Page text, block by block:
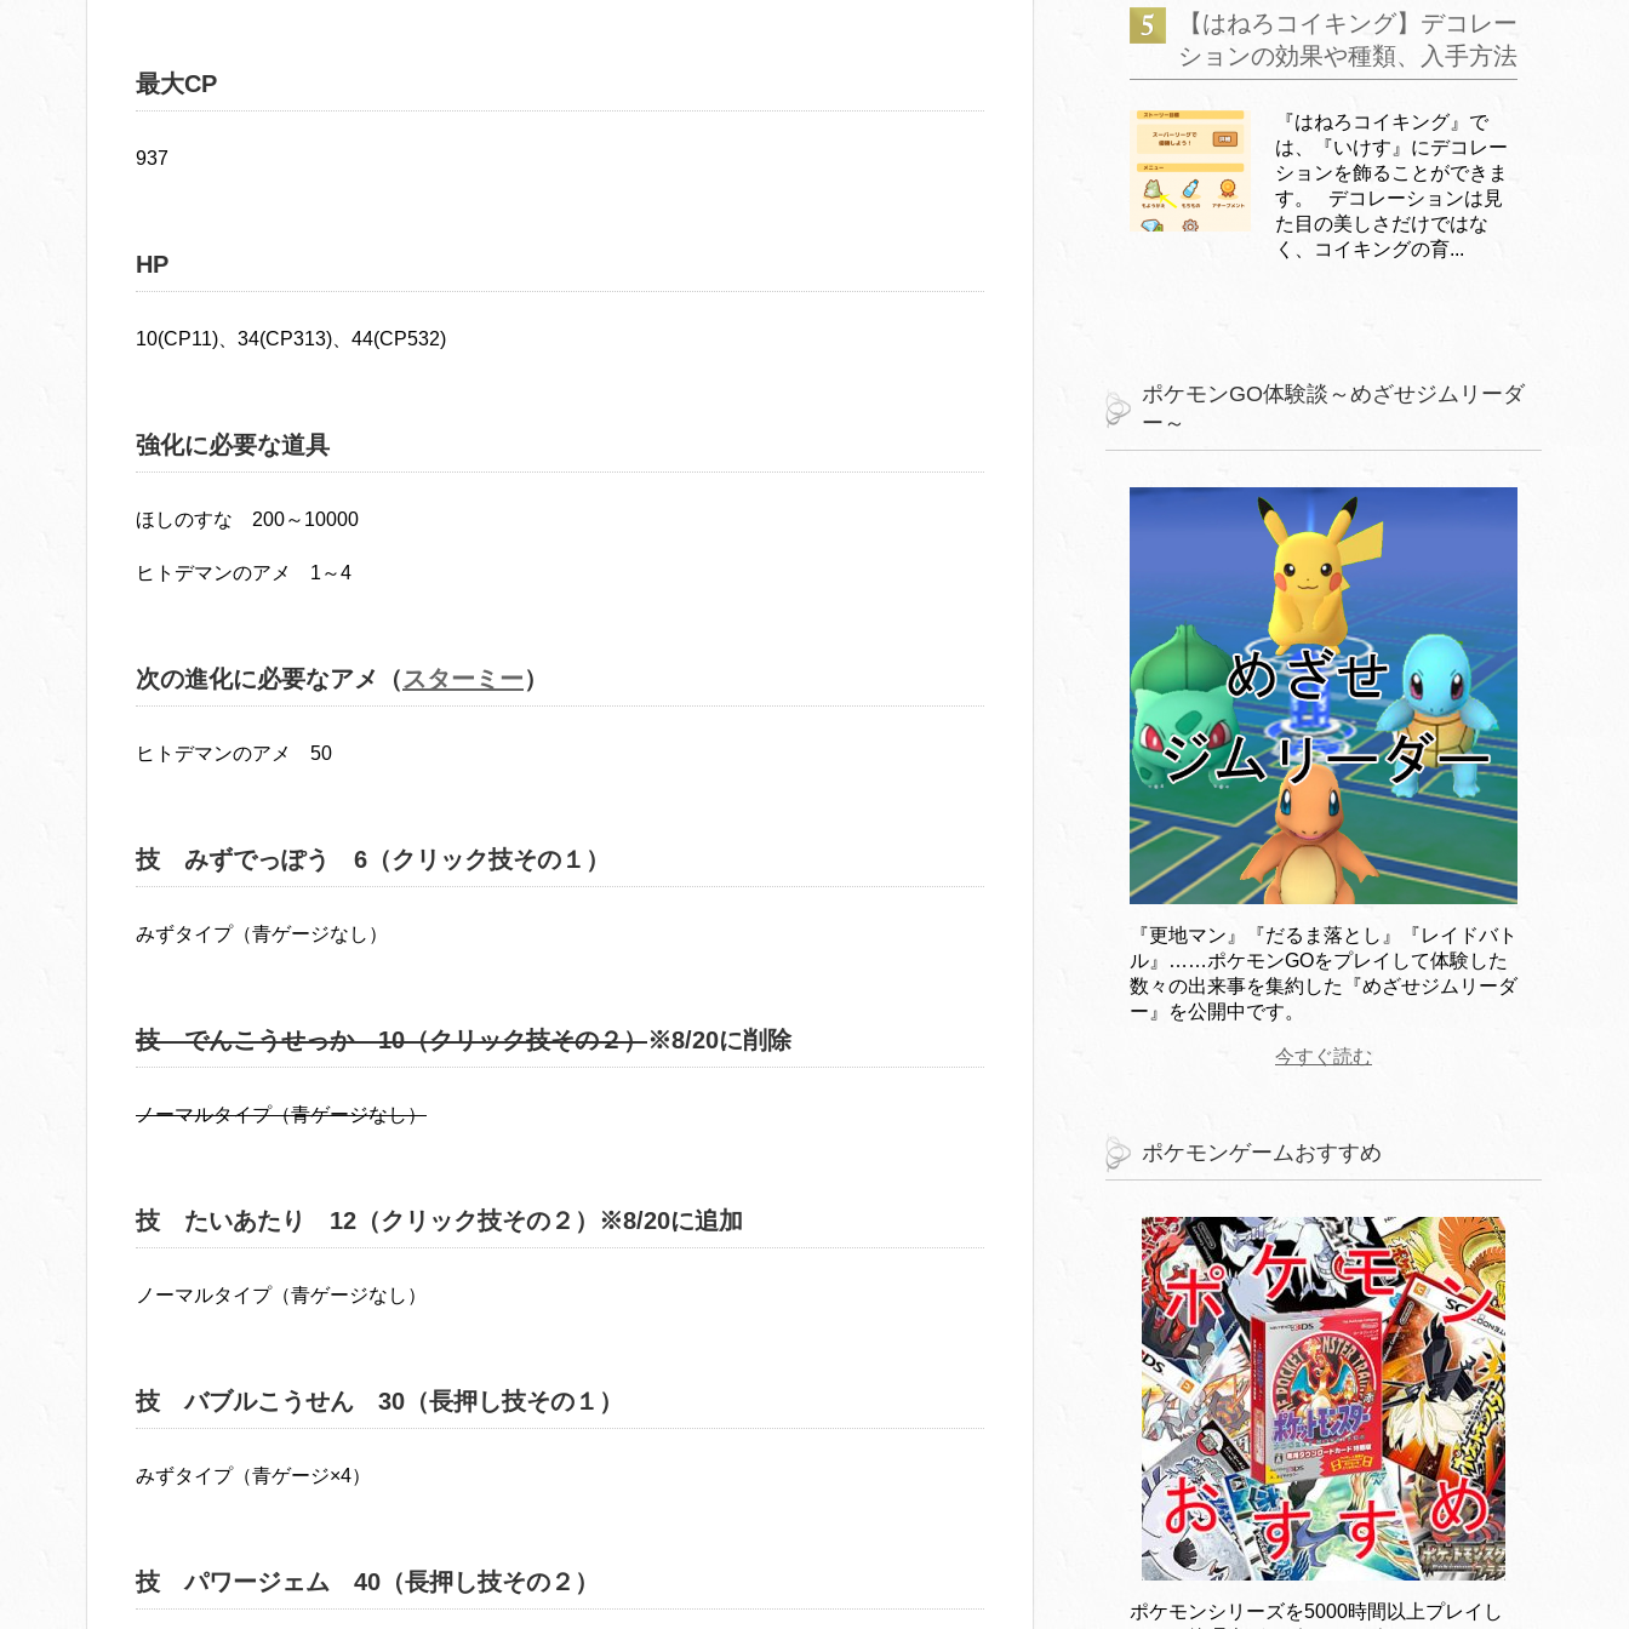
最大CP
937
HP
10(CP11)、34(CP313)、44(CP532)
強化に必要な道具
ほしのすな 200～10000
ヒトデマンのアメ 1～4
次の進化に必要なアメ（スターミー）
ヒトデマンのアメ 50
技 みずでっぽう 6（クリック技その１）
みずタイプ（青ゲージなし）
技 でんこうせっか 10（クリック技その２）※8/20に削除
ノーマルタイプ（青ゲージなし）
技 たいあたり 12（クリック技その２）※8/20に追加
ノーマルタイプ（青ゲージなし）
技 バブルこうせん 30（長押し技その１）
みずタイプ（青ゲージ×4）
技 パワージェム 40（長押し技その２）
【はねろコイキング】デコレー
ションの効果や種類、入手方法
『はねろコイキング』で
は、『いけす』にデコレー
ションを飾ることができま
す。 デコレーションは見
た目の美しさだけではな
く、コイキングの育...
ポケモンGO体験談～めざせジムリーダ
ー～
『更地マン』『だるま落とし』『レイドバト
ル』……ポケモンGOをプレイして体験した
数々の出来事を集約した『めざせジムリーダ
ー』を公開中です。
今すぐ読む
ポケモンゲームおすすめ
ポケモンシリーズを5000時間以上プレイし